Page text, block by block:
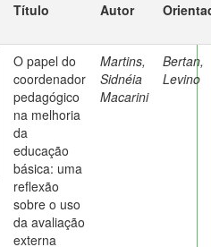
Título Autor
O papel do
coordenador
pedagógico
na melhoria
da
educação
básica: uma
reflexão
sobre o uso
da avaliação
externa
Martins,
Sidnéia
Macarini
Bertan,
Levino